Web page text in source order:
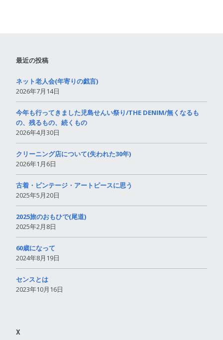
最近の投稿
ネット老人会(年寄りの戯言)
2026年7月14日
今年も行ってきました児島せんい祭り/THE DENIM/無くなるも
の、残るもの、続くもの
2026年4月30日
クリーニング店について(失われた30年)
2026年1月6日
古着・ビンテージ・アートピースに思う
2025年5月20日
2025旅のおもひで(尾道)
2025年2月8日
60歳になって
2024年8月19日
センスとは
2023年10月16日
X